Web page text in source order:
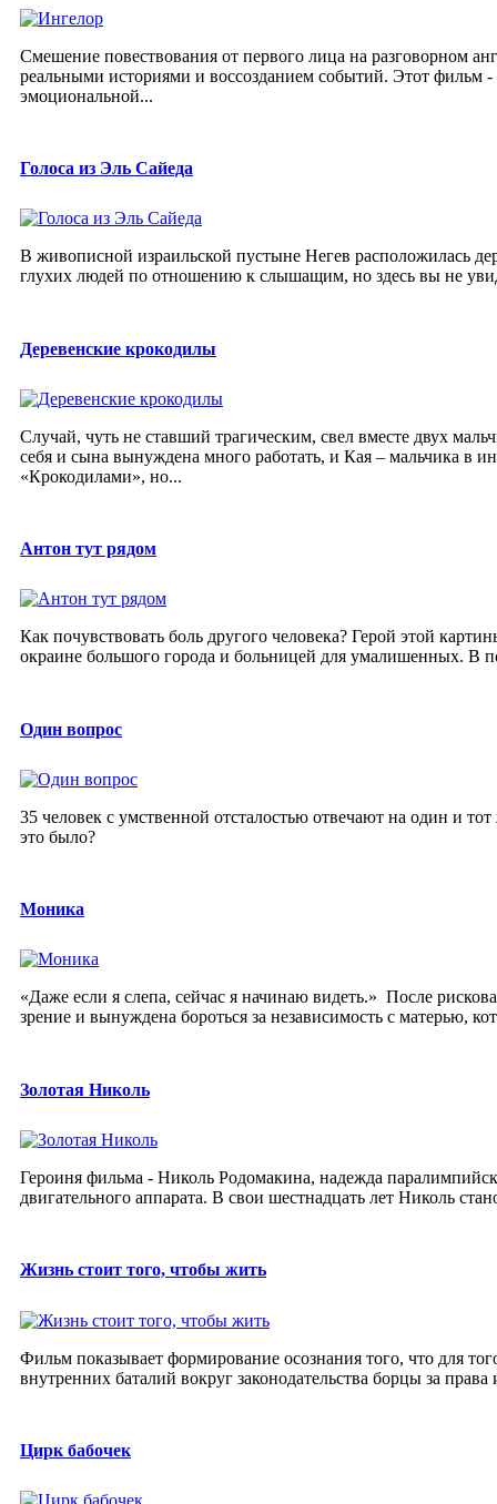
Смешение повествования от первого лица на разговорном
реальными историями и воссозданием событий. Этот
эмоциональной...
Голоса из Эль Сайеда
В живописной израильской пустыне Негев расположилась
глухих людей по отношению к слышащим, но здесь вы не
Деревенские крокодилы
Случай, чуть не ставший трагическим, свел вместе двух
себя и сына вынуждена много работать, и Кая – мальчика в
«Крокодилами», но...
Антон тут рядом
Как почувствовать боль другого человека? Герой этой
окраине большого города и больницей для умалишенных. В
Один вопрос
35 человек с умственной отсталостью отвечают на один и
это было?
Моника
«Даже если я слепа, сейчас я начинаю видеть.» После
зрение и вынуждена бороться за независимость с матерью,
Золотая Николь
Героиня фильма - Николь Родомакина, надежда
двигательного аппарата. В свои шестнадцать лет Николь
Жизнь стоит того, чтобы жить
Фильм показывает формирование осознания того, что для
внутренних баталий вокруг законодательства борцы за
Цирк бабочек